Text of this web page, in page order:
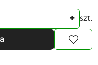
szt.